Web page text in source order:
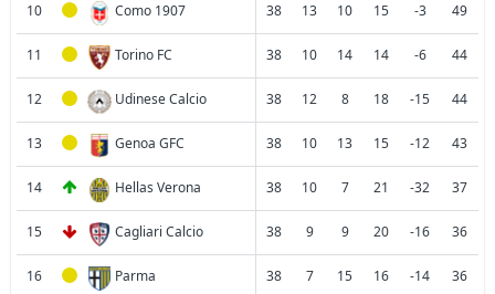
10 Como 1907 38 13 10 15 -3 49
11 Torino FC 38 10 14 14 -6 44
12 Udinese Calcio 38 12 8 18 -15 44
13 Genoa GFC 38 10 13 15 -12 43
14 Hellas Verona 38 10 7 21 -32 37
15 Cagliari Calcio 38 9 9 20 -16 36
16 Parma 38 7 15 16 -14 36